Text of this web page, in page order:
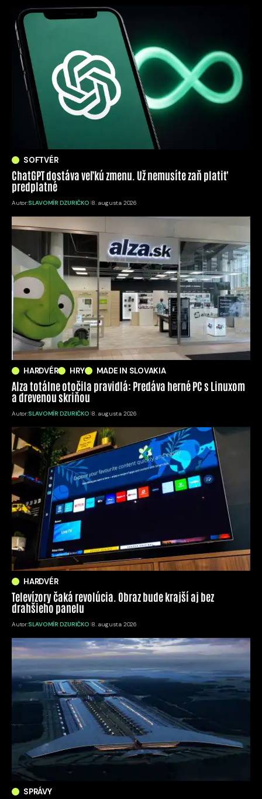
SOFTVÉR
ChatGPT dostáva veľkú zmenu. Už nemusíte zaň platiť
predplatné
Autor:SLAVOMÍR DZURIČKO 8. augusta 2026
HARDVÉR HRY MADE IN SLOVAKIA
Alza totálne otočila pravidlá: Predáva herné PC s Linuxom
a drevenou skriňou
Autor:SLAVOMÍR DZURIČKO 8. augusta 2026
HARDVÉR
Televízory čaká revolúcia. Obraz bude krajší aj bez
drahšieho panelu
Autor:SLAVOMÍR DZURIČKO 8. augusta 2026
SPRÁVY